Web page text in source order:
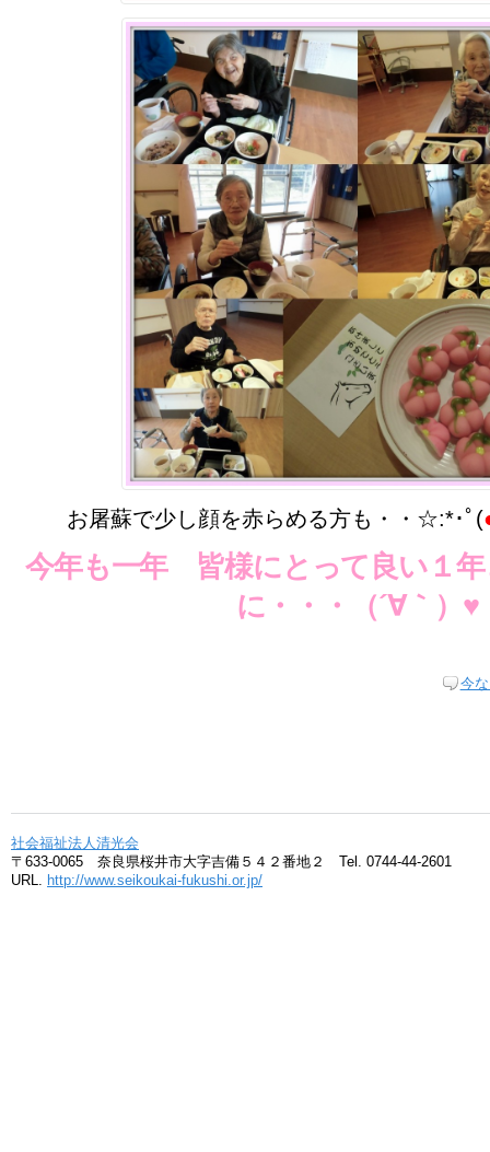
お屠蘇で少し顔を赤らめる方も・・☆:*･ﾟ(
今年も一年 皆様にとって良い１
に・・・（´∀｀）♥
今
社会福祉法人清光会
〒633-0065 奈良県桜井市大字吉備５４２番地２ Tel. 0744-44-2601
URL. http://www.seikoukai-fukushi.or.jp/